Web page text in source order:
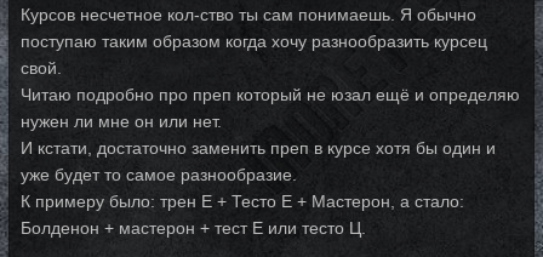
Курсов несчетное кол-ство ты сам понимаешь. Я обычно
поступаю таким образом когда хочу разнообразить курсец
свой.
Читаю подробно про преп который не юзал ещё и определяю
нужен ли мне он или нет.
И кстати, достаточно заменить преп в курсе хотя бы один и
уже будет то самое разнообразие.
К примеру было: трен Е + Тесто Е + Мастерон, а стало:
Болденон + мастерон + тест Е или тесто Ц.